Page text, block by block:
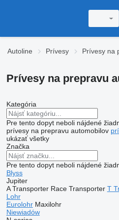
Autoline Prívesy Prívesy na
Prívesy na prepravu
Kategória
Pre tento dopyt neboli nájdené
prívesy na prepravu automobilov
ukázať všetky
Značka
Pre tento dopyt neboli nájdené
Blyss
Jupiter
A Transporter Race Transporter T
Lohr
Eurolohr Maxilohr
Niewiadów